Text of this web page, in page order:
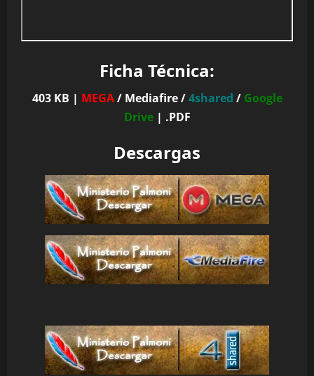
Ficha Técnica:
403 KB | MEGA/ Mediafire /4shared / Google
Drive| .PDF
Descargas